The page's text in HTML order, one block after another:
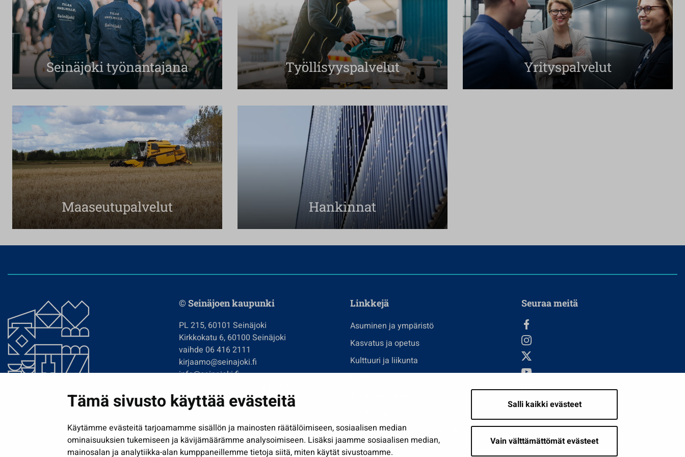
Tämä sivusto käyttää evästeitä
Käytämme evästeitä tarjoamamme sisällön ja mainosten räätälöimiseen, sosiaalisen median
ominaisuuksien tukemiseen ja kävijämäärämme analysoimiseen. Lisäksi jaamme sosiaalisen median,
mainosalan ja analytiikka-alan kumppaneillemme tietoja siitä, miten käytät sivustoamme.
Salli kaikki evästeet
Vain välttämättömät evästeet
Seinäjoki työnantajana Työllisyyspalvelut Yrityspalvelut
Maaseutupalvelut Hankinnat
© Seinäjoen kaupunki
PL 215, 60101 Seinäjoki
Kirkkokatu 6, 60100 Seinäjoki
vaihde 06 416 2111
kirjaamo@seinajoki.fi
info@seinajoki.fi
Tilaa uutiskirje
Linkkejä
Asuminen ja ympäristö
Kasvatus ja opetus
Kulttuuri ja liikunta
Näytä omat evästeasetukseni
Seuraa meitä